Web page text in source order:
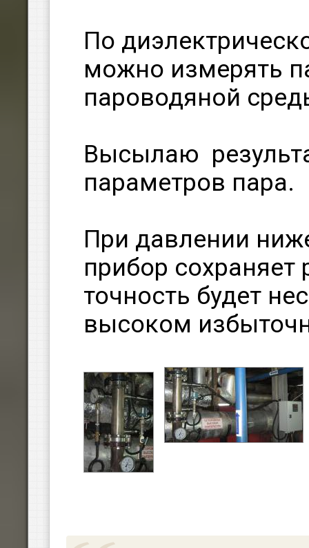
По
можно измерять
пароводяной
Высылаю
параметров пара.
При давлении
прибор сохраняет
точность будет
высоком